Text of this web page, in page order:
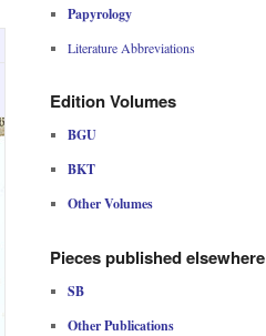
Papyrology
Literature Abbreviations
Edition Volumes
BGU
BKT
Other Volumes
Pieces published elsewhere
SB
Other Publications